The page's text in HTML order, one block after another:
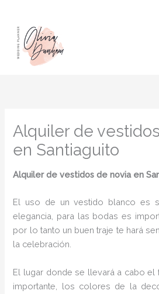
contenido
Alquiler de
en Santiaguito
Alquiler de vestidos de novia en
El uso de un vestido blanco es
elegancia, para las bodas es
por lo tanto un buen traje te hará
la celebración.
El lugar donde se llevará a cabo el
importante, los colores de la